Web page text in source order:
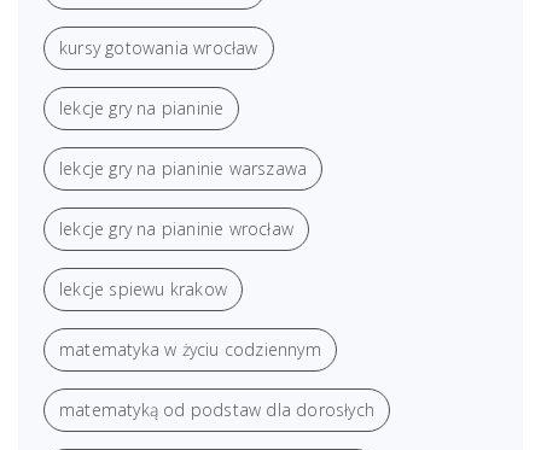
kursy gotowania wrocław
lekcje gry na pianinie
lekcje gry na pianinie warszawa
lekcje gry na pianinie wrocław
lekcje spiewu krakow
matematyka w życiu codziennym
matematyką od podstaw dla dorosłych